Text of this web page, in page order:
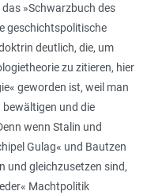
»Schwarzbuch des
geschichtspolitische
deutlich, die, um
zu zitieren, hier
geworden ist, weil man
bewältigen und die
wenn Stalin und
Gulag« und Bautzen
und gleichzusetzen sind,
Machtpolitik